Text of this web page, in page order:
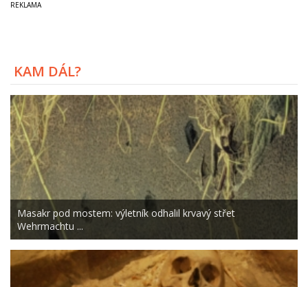
KAM DÁL?
Masakr pod mostem: výletník odhalil krvavý střet
Wehrmachtu ...